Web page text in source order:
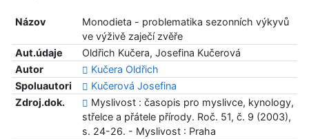
Názov
Monodieta - problematika sezonních výkyvů
ve výživě zaječí zvěře
Aut.údaje
Oldřich Kučera, Josefina Kučerová
Autor
Kučera Oldřich
Spoluautori
Kučerová Josefina
Zdroj.dok.
Myslivost : časopis pro myslivce, kynology,
střelce a přátele přírody. Roč. 51, č. 9 (2003),
s. 24-26. - Myslivost : Praha